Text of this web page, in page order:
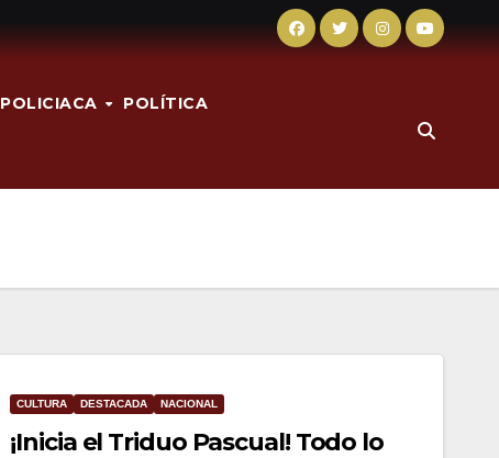
POLICIACA POLÍTICA
CULTURA DESTACADA NACIONAL
¡Inicia el Triduo Pascual! Todo lo